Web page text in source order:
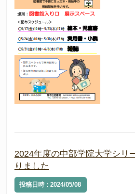
2024年度の中部学院大学シリ
りました
投稿日時 : 2024/05/08